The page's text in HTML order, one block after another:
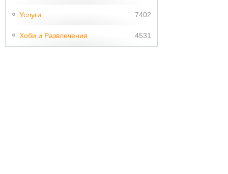
Услуги 7402
Хоби и Развлечения 4531